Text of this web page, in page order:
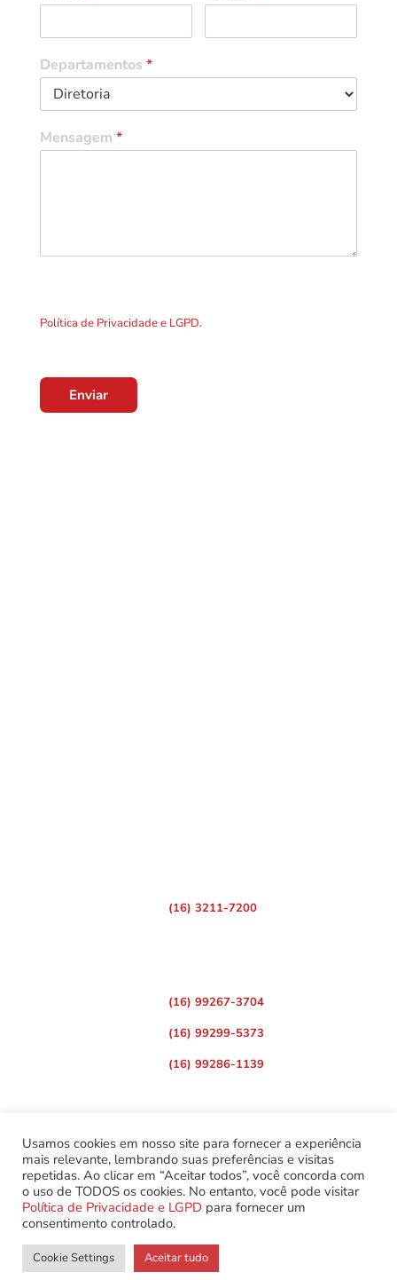
Departamentos *
Mensagem *
Política de Privacidade e LGPD.
Enviar
(16) 3211-7200
(16) 99267-3704
(16) 99299-5373
(16) 99286-1139
©Copyright 2022 – Todos os Direitos Reservados.
Associação dos Servidores do Poder Judiciário do Estado de
São Paulo.
Usamos cookies em nosso site para fornecer a experiência
mais relevante, lembrando suas preferências e visitas
repetidas. Ao clicar em “Aceitar todos”, você concorda com
o uso de TODOS os cookies. No entanto, você pode visitar
Política de Privacidade e LGPD para fornecer um
consentimento controlado.
Cookie Settings Aceitar tudo